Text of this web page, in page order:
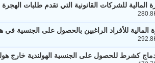
المالية للشركات القانونية التي تقدم طلبات
المالية للأفراد الراغبين بالحصول على الجنسية في
كشرط للحصول على الجنسية الهولندية خارج